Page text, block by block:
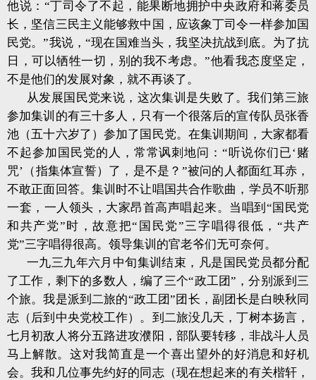
他说：“丁司令了不起，能果断地拥护中央政府和蒋委员
长，坚信三民主义能够救中国，应该象丁司令一样参加国
民党。”我说，“现在国难当头，我坚决抗战到底。为了抗
日，可以牺牲一切，别的我不考虑。”他看我态度坚定，
不是他们的发展对象，就不再谈了。
从发展国民党来说，这次集训是失败了。我们第三旅
参加集训的有三十多人，只有一个很落后的宣传队员张香
池（五十六岁了）参加了国民党。在集训期间，大家都看
不起参加国民党的人，常常讽刺地问：“听说你们已‘赌
咒’（指集体宣誓）了，是不是？”被问的人都面红耳赤，
不敢正面回答。集训时不让唱国共合作歌曲，学员不听那
一套，一人领头，大家昂首高声唱起来。当唱到“国民党
和共产党”时，故意把“国民党”三字唱得很低，“共产
党”三字唱得很高。领导集训的官老爷们无可奈何。
一九三九年六月中旬集训结束，凡是国民党员都分配
了工作，剩下的多数人，编了三个“政工团”，分别派到三
个旅。我是派到二旅的“政工团”团长，副团长是白映秋同
志（后到中央党校工作）。到二旅没几天，丁树本扬言，
七月初敌人将分五路进攻濮阳，部队要转移，非战斗人员
马上解散。这对我简直是一个喜出望外的好消息和好机
会。我和几位事先约好的同志（现在想起来的有关楷轩，